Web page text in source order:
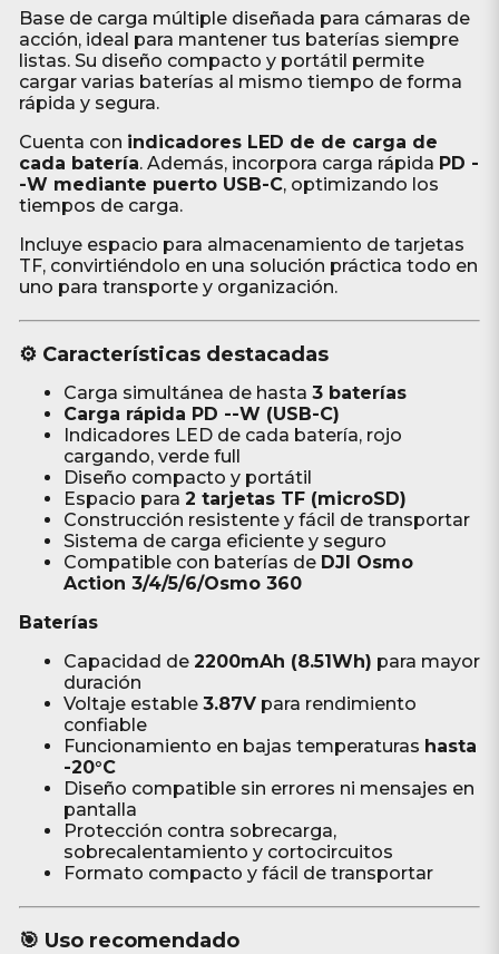
Base de carga múltiple diseñada para cámaras de
acción, ideal para mantener tus baterías siempre
listas. Su diseño compacto y portátil permite
cargar varias baterías al mismo tiempo de forma
rápida y segura.
Cuenta con indicadores LED de de carga de
cada batería. Además, incorpora carga rápida PD -
-W mediante puerto USB-C, optimizando los
tiempos de carga.
Incluye espacio para almacenamiento de tarjetas
TF, convirtiéndolo en una solución práctica todo en
uno para transporte y organización.
⚙️ Características destacadas
Carga simultánea de hasta 3 baterías
Carga rápida PD --W (USB-C)
Indicadores LED de cada batería, rojo
cargando, verde full
Diseño compacto y portátil
Espacio para 2 tarjetas TF (microSD)
Construcción resistente y fácil de transportar
Sistema de carga eficiente y seguro
Compatible con baterías de DJI Osmo
Action 3/4/5/6/Osmo 360
Baterías
Capacidad de 2200mAh (8.51Wh) para mayor
duración
Voltaje estable 3.87Vpara rendimiento
confiable
Funcionamiento en bajas temperaturas hasta
-20°C
Diseño compatible sin errores ni mensajes en
pantalla
Protección contra sobrecarga,
sobrecalentamiento y cortocircuitos
Formato compacto y fácil de transportar
🎯 Uso recomendado